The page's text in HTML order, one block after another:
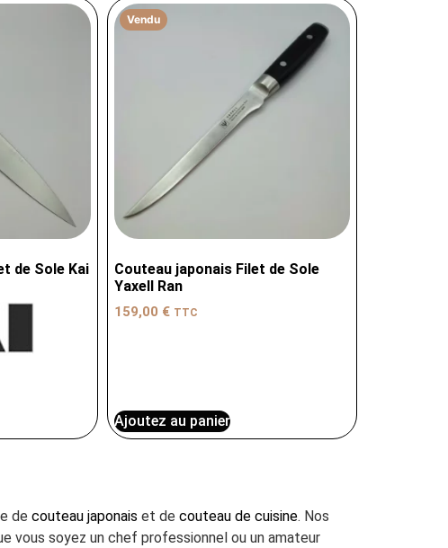
de Sole Kai
Vendu
Couteau japonais Filet de Sole
Yaxell Ran
159,00 € TTC
Ajoutez au panier
de couteau japonais et de couteau de cuisine. Nos
vous soyez un chef professionnel ou un amateur